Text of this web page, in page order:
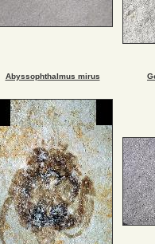
Abyssophthalmus mirus